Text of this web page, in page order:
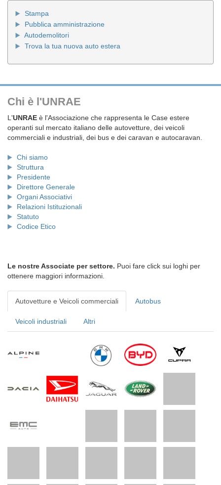
Stampa
Pubblica amministrazione
Autodemolitori
Trova la tua nuova auto estera
Chi è l'UNRAE
L'UNRAE è l'Associazione che rappresenta le Case estere
operanti sul mercato italiano delle autovetture, dei veicoli
commerciali e industriali, dei bus e dei caravan e autocaravan.
Chi siamo
Struttura
Presidente
Direttore Generale
Organi Associativi
Relazioni Istituzionali
Statuto
Codice Etico
Le nostre Associate per settore. Puoi fare click sui loghi per
ottenere maggiori informazioni.
Autovetture e Veicoli commerciali Autobus
Veicoli industriali Altri